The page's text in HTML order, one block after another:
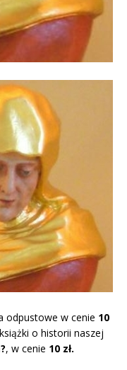
odpustowe w cenie 10
o historii naszej
, w cenie 10 zł.